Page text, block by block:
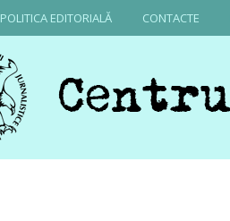
POLITICA EDITORIALĂ CONTACTE